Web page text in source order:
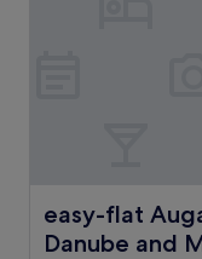
easy-flat
Danube and
easy-flat